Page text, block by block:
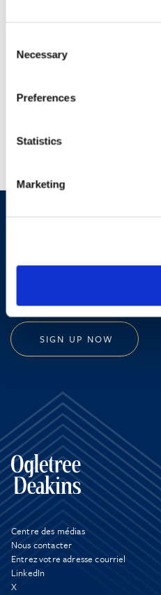
Selection
Necessary
Preferences
Statistics
Marketing
new
SIGN UP NOW
Centre des médias
Nous contacter
Entrez votre adresse courriel
LinkedIn
X